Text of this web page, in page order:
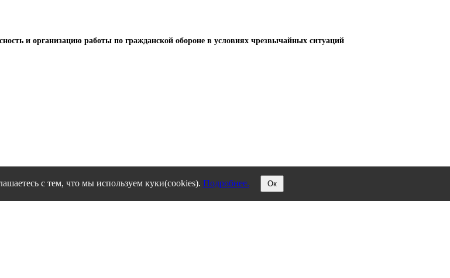
и организацию работы по гражданской обороне в условиях чрезвычайных ситуаций
с тем, что мы используем куки(cookies). Подробнее. Ок